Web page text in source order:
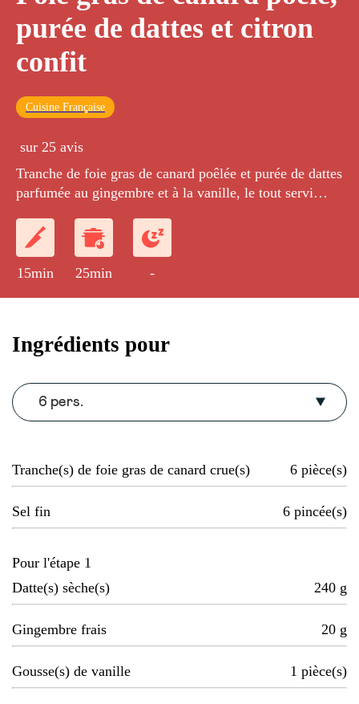
purée de dattes et citron
confit
Cuisine Française
sur 25 avis
Tranche de foie gras de canard poêlée et purée de dattes
parfumée au gingembre et à la vanille, le tout servi
un sirop.
15min 25min -
Ingrédients pour
6 pers.
Tranche(s) de foie gras de canard crue(s) 6 pièce(s)
Sel fin 6 pincée(s)
Pour l'étape 1
Datte(s) sèche(s)
240 g
Gingembre frais 20 g
Gousse(s) de vanille 1 pièce(s)